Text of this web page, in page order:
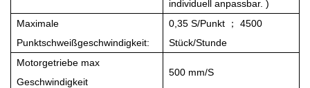
individuell anpassbar. )
Maximale
Punktschweißgeschwindigkeit:
0,35 S/Punkt ； 4500
Stück/Stunde
Motorgetriebe max
Geschwindigkeit
500 mm/S